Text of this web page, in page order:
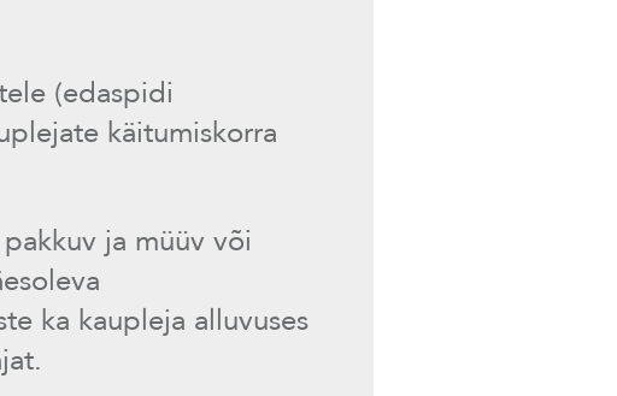
(edaspidi
käitumiskorra
ja müüv või
ka kaupleja alluvuses